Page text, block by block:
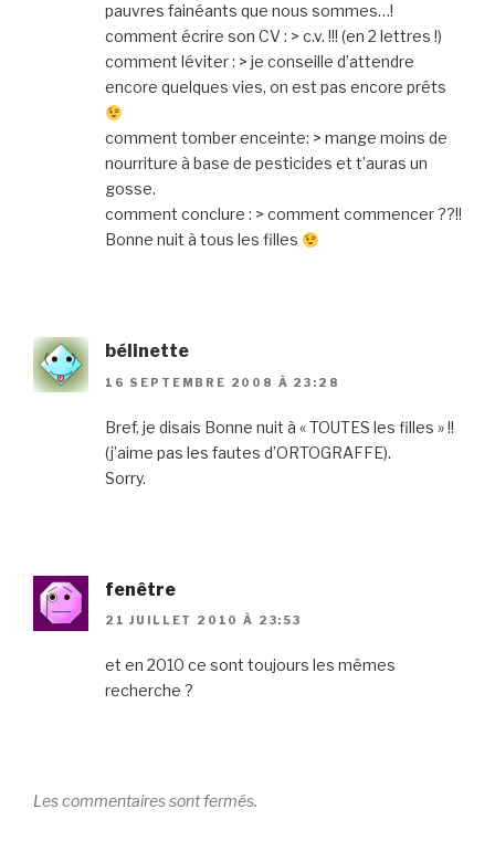
pauvres fainéants que nous sommes…!
comment écrire son CV : > c.v. !!! (en 2 lettres !)
comment léviter : > je conseille d’attendre
encore quelques vies, on est pas encore prêts
comment tomber enceinte: > mange moins de
nourriture à base de pesticides et t’auras un
gosse.
comment conclure : > comment commencer ??!!
Bonne nuit à tous les filles
bélinette
16 SEPTEMBRE 2008 À 23:28
Bref, je disais Bonne nuit à « TOUTES les filles » !!
(j’aime pas les fautes d’ORTOGRAFFE).
Sorry.
fenêtre
21 JUILLET 2010 À 23:53
et en 2010 ce sont toujours les mêmes
recherche ?
Les commentaires sont fermés.